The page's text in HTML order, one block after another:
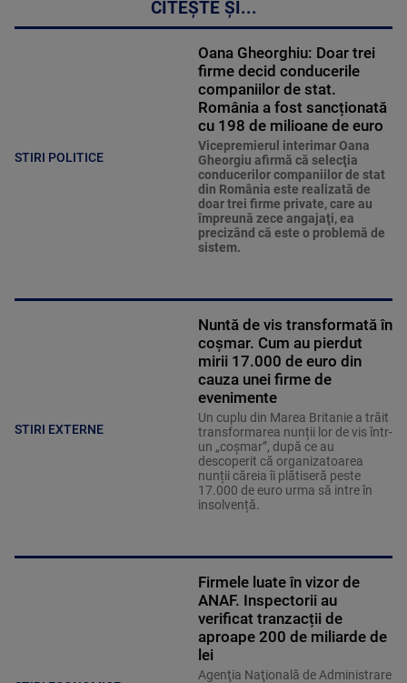
CITEȘTE ȘI...
STIRI POLITICE
Oana Gheorghiu: Doar trei
firme decid conducerile
companiilor de stat.
România a fost sancționată
cu 198 de milioane de euro
Vicepremierul interimar Oana
Gheorgiu afirmă că selecţia
conducerilor companiilor de stat
din România este realizată de
doar trei firme private, care au
împreună zece angajaţi, ea
precizând că este o problemă de
sistem.
STIRI EXTERNE
Nuntă de vis transformată în
coșmar. Cum au pierdut
mirii 17.000 de euro din
cauza unei firme de
evenimente
Un cuplu din Marea Britanie a trăit
transformarea nunții lor de vis într-
un „coșmar”, după ce au
descoperit că organizatoarea
nunții căreia îi plătiseră peste
17.000 de euro urma să intre în
insolvență.
Firmele luate în vizor de
ANAF. Inspectorii au
verificat tranzacții de
aproape 200 de miliarde de
lei
Agenţia Naţională de Administrare